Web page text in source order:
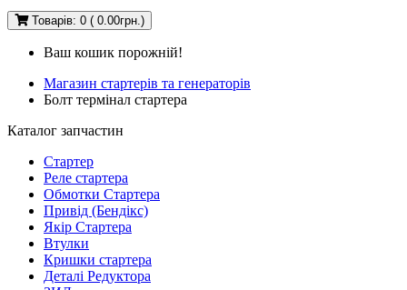
Товарів: 0 ( 0.00грн.)
Ваш кошик порожній!
Магазин стартерів та генераторів
Болт термінал стартера
Каталог запчастин
Стартер
Реле стартера
Обмотки Стартера
Привід (Бендікс)
Якір Стартера
Втулки
Кришки стартера
Деталі Редуктора